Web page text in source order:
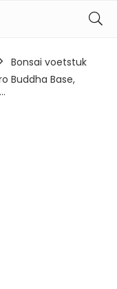
Bonsai voetstuk
Buddha Base,